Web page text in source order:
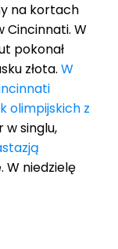
na kortach
Cincinnati. W
pokonał
złota. W
olimpijskich z
singlu,
W niedzielę